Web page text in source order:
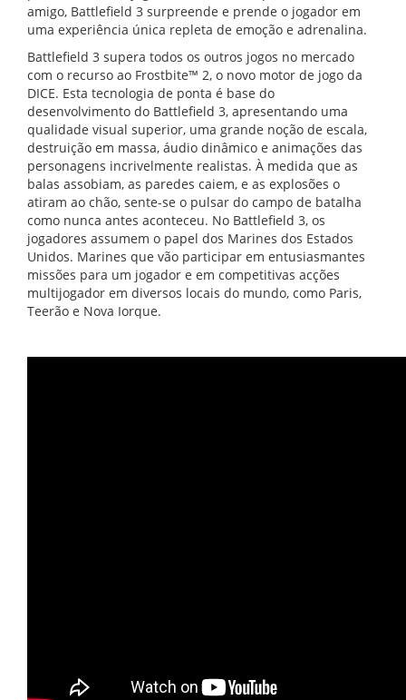
amigo, Battlefield 3 surpreende e prende o jogador em
uma experiência única repleta de emoção e adrenalina.
Battlefield 3 supera todos os outros jogos no mercado
com o recurso ao Frostbite™ 2, o novo motor de jogo da
DICE. Esta tecnologia de ponta é base do
desenvolvimento do Battlefield 3, apresentando uma
qualidade visual superior, uma grande noção de escala,
destruição em massa, áudio dinâmico e animações das
personagens incrivelmente realistas. À medida que as
balas assobiam, as paredes caiem, e as explosões o
atiram ao chão, sente-se o pulsar do campo de batalha
como nunca antes aconteceu. No Battlefield 3, os
jogadores assumem o papel dos Marines dos Estados
Unidos. Marines que vão participar em entusiasmantes
missões para um jogador e em competitivas acções
multijogador em diversos locais do mundo, como Paris,
Teerão e Nova Iorque.